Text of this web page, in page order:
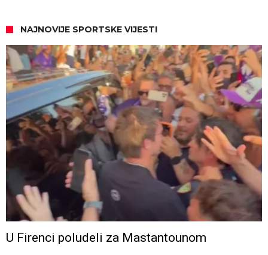
NAJNOVIJE SPORTSKE VIJESTI
U Firenci poludeli za Mastantounom